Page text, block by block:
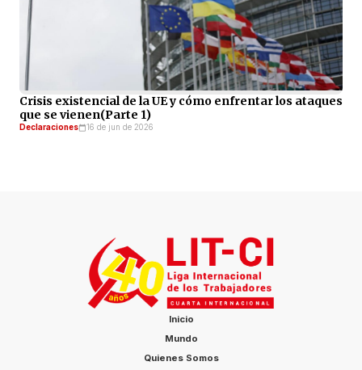
Crisis existencial de la UE y cómo enfrentar los ataques
que se vienen(Parte 1)
Declaraciones 16 de jun de 2026
Inicio
Mundo
Quienes Somos